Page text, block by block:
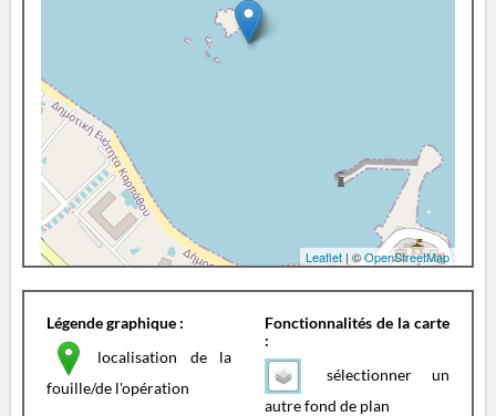
Leaflet | ©OpenStreetMap
Légende graphique :
localisation de la
fouille/de l'opération
Fonctionnalités de la carte
:
sélectionner un
autre fond de plan